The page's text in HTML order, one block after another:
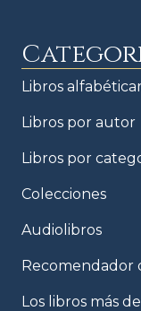
Libros
Libros por autor
Libros por
Colecciones
Audiolibros
Recomendador
Los libros más